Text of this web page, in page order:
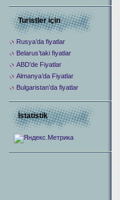
Turistler için
Rusya’da fiyatlar
Belarus’taki fiyatlar
ABD’de Fiyatlar
Almanya’da Fiyatlar
Bulgaristan’da fiyatlar
İstatistik